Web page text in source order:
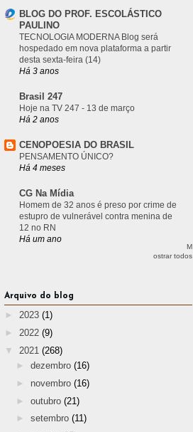
BLOG DO PROF. ESCOLÁSTICO
PAULINO
TECNOLOGIA MODERNA Blog será
hospedado em nova plataforma a partir
desta sexta-feira (14)
Há 3 anos
Brasil 247
Hoje na TV 247 - 13 de março
Há 2 anos
CENOPOESIA DO BRASIL
PENSAMENTO ÚNICO?
Há 4 meses
CG Na Mídia
Homem de 32 anos é preso por crime de
estupro de vulnerável contra menina de
12 no RN
Há um ano
M
ostrar todos
Arquivo do blog
► 2023 (1)
► 2022 (9)
▼ 2021 (268)
► dezembro (16)
► novembro (16)
► outubro (21)
► setembro (11)